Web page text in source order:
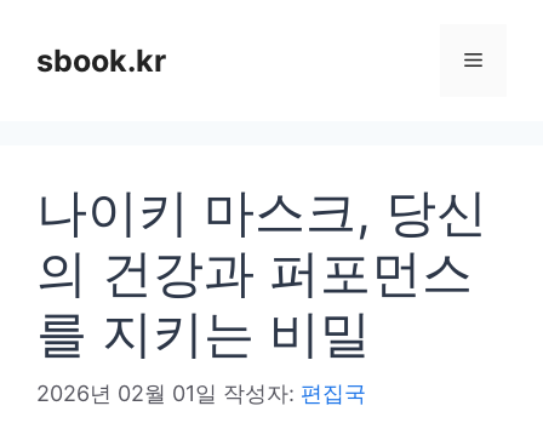
sbook.kr 메
나이키 마스크, 당신
의 건강과 퍼포먼스
를 지키는 비밀
2026년 02월 01일 작성자: 편집국